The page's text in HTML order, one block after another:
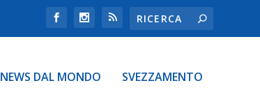
NEWS DAL MONDO SVEZZAMENTO